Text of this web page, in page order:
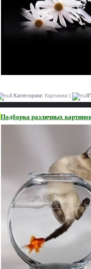
Категория: Картинки |
Подборка различных